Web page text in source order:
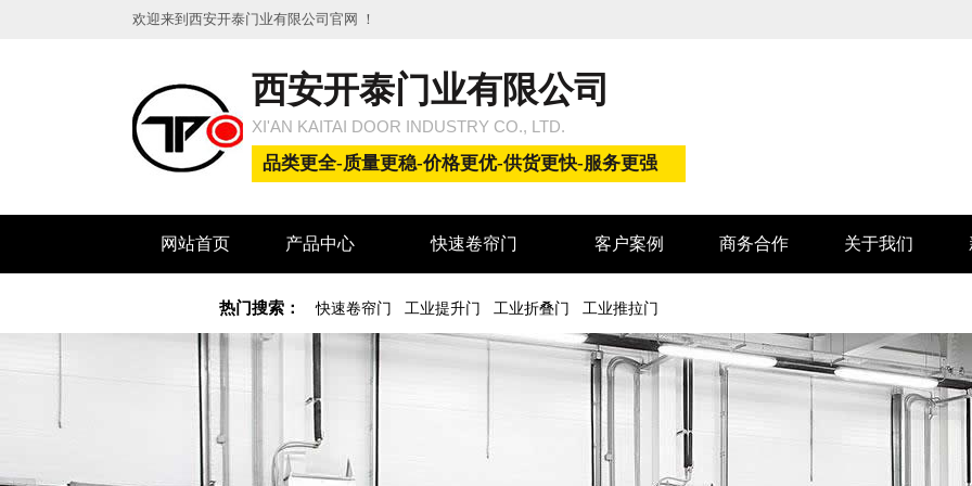
欢迎来到西安开泰门业有限公司官网 ！
西安开泰门业有限公司
XI'AN KAITAI DOOR INDUSTRY CO., LTD.
品类更全-质量更稳-价格更优-供货更快-服务更强
网站首页 产品中心 快速卷帘门 客户案例 商务合作 关于我们
热门搜索： 快速卷帘门 工业提升门 工业折叠门 工业推拉门